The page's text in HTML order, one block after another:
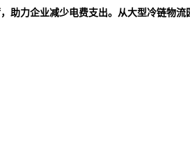
力企业减少电费支出。从大型冷链物